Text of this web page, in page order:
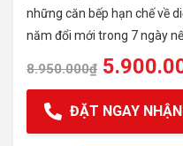
những căn bếp hạn chế về
năm đổi mới trong 7 ngày
8.950.000₫
ĐẶT NGAY